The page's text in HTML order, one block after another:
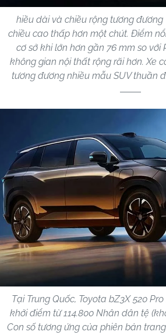
hiều dài và chiều rộng tương đương
chiều cao thấp hơn một chút. Điểm
cơ sở khi lớn hơn gần 76 mm so với
không gian nội thất rộng rãi hơn. Xe
tương đương nhiều mẫu SUV thuần
Tại Trung Quốc, Toyota bZ3X 520
khởi điểm từ 114.800 Nhân dân tệ
Con số tương ứng của phiên bản